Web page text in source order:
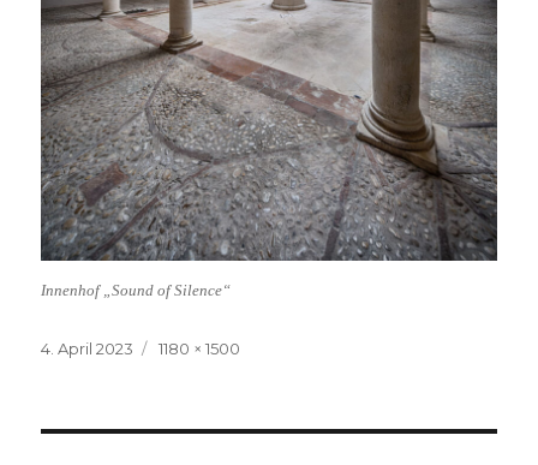
Innenhof „Sound of Silence“
Veröffentlicht
4. April 2023
Volle
1180 × 1500